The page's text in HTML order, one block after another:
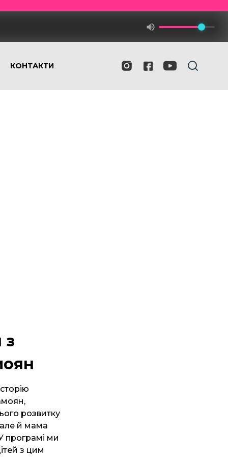
КОНТАКТИ
з
розвитку
й мама
програмі ми
з цим